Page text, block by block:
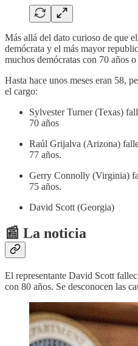
Más allá del dato curioso de que
demócrata y el más mayor
muchos demócratas con 70 años
Hasta hace unos meses eran 58,
el cargo:
Sylvester Turner (Texas)
70 años
Raúl Grijalva (Arizona)
77 años.
Gerry Connolly (Virginia)
75 años.
David Scott (Georgia)
📰 La noticia
El representante David Scott
con 80 años. Se desconocen las